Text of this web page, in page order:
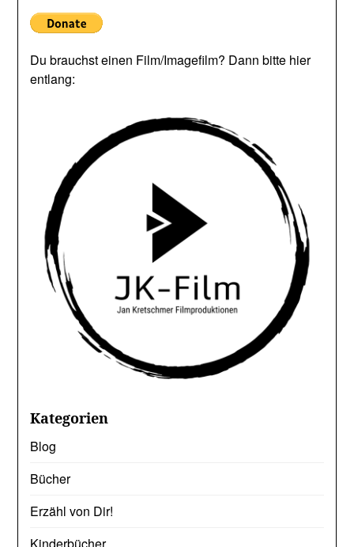
Du brauchst einen Film/Imagefilm? Dann bitte hier
entlang:
Kategorien
Blog
Bücher
Erzähl von Dir!
Kinderbücher